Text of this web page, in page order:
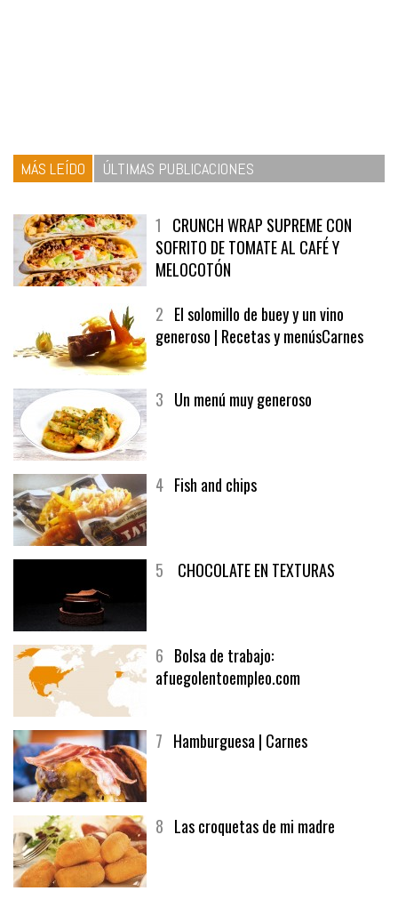
MÁS LEÍDO ÚLTIMAS PUBLICACIONES
1 CRUNCH WRAP SUPREME CON
SOFRITO DE TOMATE AL CAFÉ Y
MELOCOTÓN
2 El solomillo de buey y un vino
generoso | Recetas y menúsCarnes
3 Un menú muy generoso
4 Fish and chips
5 CHOCOLATE EN TEXTURAS
6 Bolsa de trabajo:
afuegolentoempleo.com
7 Hamburguesa | Carnes
8 Las croquetas de mi madre